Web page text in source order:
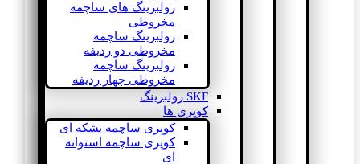
رولبرینگ های ساچمه
مخروطی
رولبرینگ ساچمه
مخروطی دو ردیفه
رولبرینگ ساچمه
مخروطی چهار ردیفه
SKF رولبرینگ
کوپری ها
کوپری ساچمه بشکه ای
کوپری ساچمه استوانه
ای